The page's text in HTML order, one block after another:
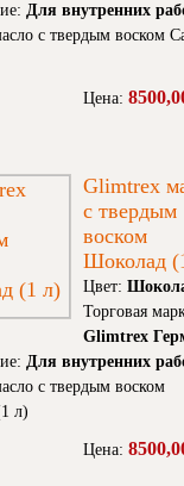
Для внутренних
с твердым воском
Цена:
Glimtrex
с твердым
воском
Шоколад
Цвет:
Торговая
Glimtrex
Для внутренних
с твердым воском
л)
Цена: